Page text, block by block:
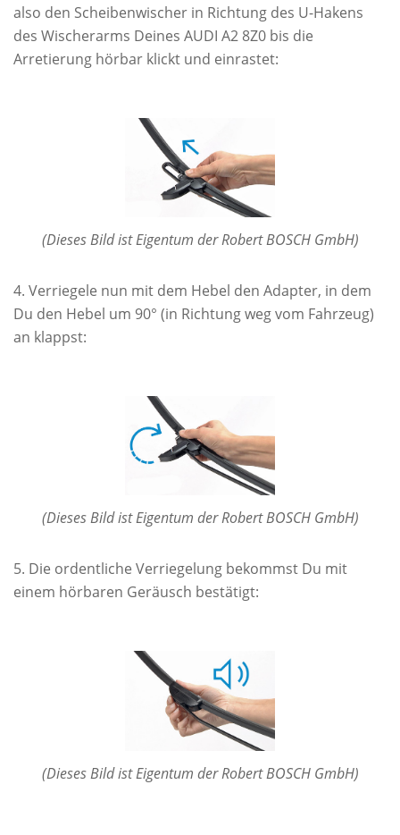
also den Scheibenwischer in Richtung des U-Hakens
des Wischerarms Deines AUDI A2 8Z0 bis die
Arretierung hörbar klickt und einrastet:
(Dieses Bild ist Eigentum der Robert BOSCH GmbH)
Verriegele nun mit dem Hebel den Adapter, in dem
Du den Hebel um 90° (in Richtung weg vom Fahrzeug)
an klappst:
(Dieses Bild ist Eigentum der Robert BOSCH GmbH)
Die ordentliche Verriegelung bekommst Du mit
einem hörbaren Geräusch bestätigt:
(Dieses Bild ist Eigentum der Robert BOSCH GmbH)